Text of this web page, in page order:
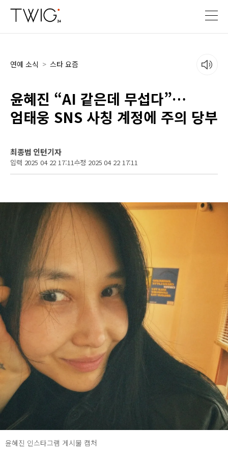
연예 소식 > 스타 요즘
윤혜진 “AI 같은데 무섭다”…
엄태웅 SNS 사칭 계정에 주의 당부
최종범 인턴기자
입력 2025 04 22 17:11수정 2025 04 22 17:11
윤혜진 인스타그램 게시물 캡처